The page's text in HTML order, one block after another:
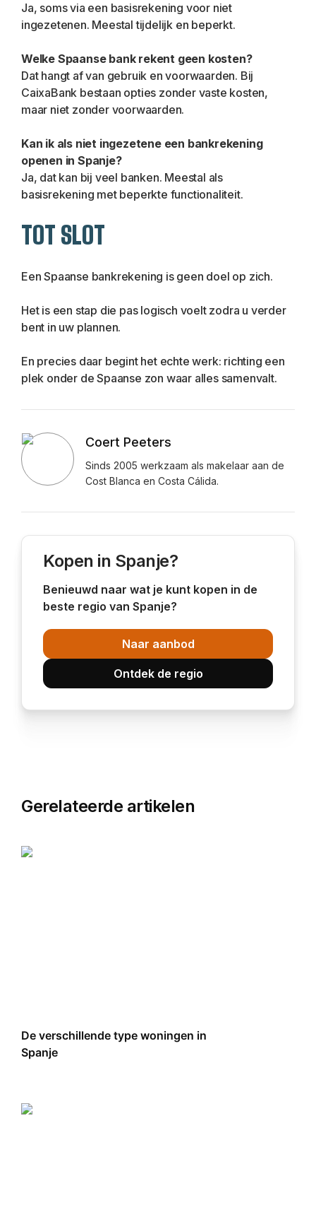
Ja, soms via een basisrekening voor niet
ingezetenen. Meestal tijdelijk en beperkt.
Welke Spaanse bank rekent geen kosten?
Dat hangt af van gebruik en voorwaarden. Bij
CaixaBank bestaan opties zonder vaste kosten,
maar niet zonder voorwaarden.
Kan ik als niet ingezetene een bankrekening
openen in Spanje?
Ja, dat kan bij veel banken. Meestal als
basisrekening met beperkte functionaliteit.
TOT SLOT
Een Spaanse bankrekening is geen doel op zich.
Het is een stap die pas logisch voelt zodra u verder
bent in uw plannen.
En precies daar begint het echte werk: richting een
plek onder de Spaanse zon waar alles samenvalt.
Coert Peeters
Sinds 2005 werkzaam als makelaar aan de
Cost Blanca en Costa Cálida.
Kopen in Spanje?
Benieuwd naar wat je kunt kopen in de
beste regio van Spanje?
Naar aanbod
Ontdek de regio
Gerelateerde artikelen
De verschillende type woningen in
Spanje